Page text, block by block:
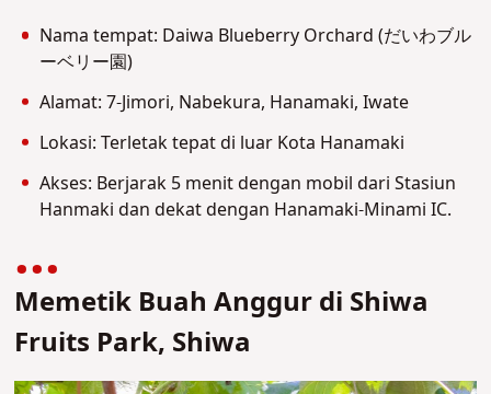
Nama tempat: Daiwa Blueberry Orchard (だいわブル
ーベリー園)
Alamat: 7-Jimori, Nabekura, Hanamaki, Iwate
Lokasi: Terletak tepat di luar Kota Hanamaki
Akses: Berjarak 5 menit dengan mobil dari Stasiun
Hanmaki dan dekat dengan Hanamaki-Minami IC.
Memetik Buah Anggur di Shiwa
Fruits Park, Shiwa